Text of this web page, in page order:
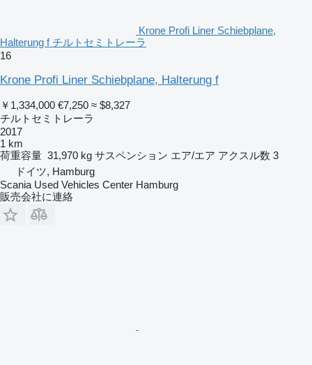
Krone Profi Liner Schiebplane,
Halterung f チルトセミトレーラ
16
Krone Profi Liner Schiebplane, Halterung f
￥1,334,000 €7,250 ≈ $8,327
チルトセミトレーラ
2017
1 km
荷重容量 31,970 kg サスペンション エア/エア アクスル数 3
ドイツ, Hamburg
Scania Used Vehicles Center Hamburg
販売会社に連絡